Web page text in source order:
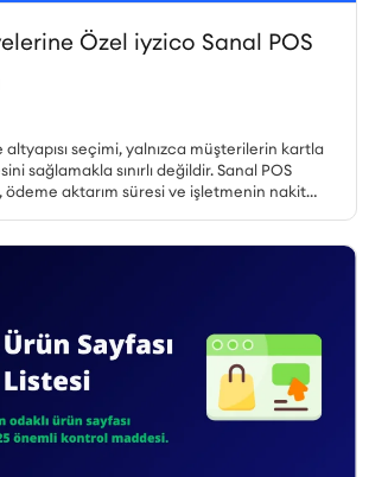
Özel iyzico Sanal POS
seçimi, yalnızca müşterilerin kartla
sağlamakla sınırlı değildir. Sanal POS
ödeme aktarım süresi ve işletmenin nakit
özel kampanya kapsamında, yeni iyzico
komisyon oranlarından yararlanabilir.
uygun blokaj süresini seçerek online
oranlarla almaya başlayabilir.